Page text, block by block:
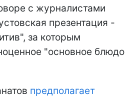
с журналистами
презентация -
за которым
"основное блюдо
предполагает